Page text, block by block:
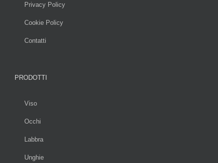
Privacy Policy
Cookie Policy
Contatti
PRODOTTI
Viso
Occhi
Labbra
Unghie